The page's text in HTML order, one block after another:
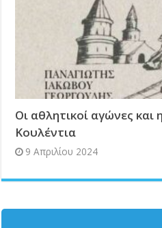
Οι αθλητικοί αγώνες και
Κουλέντια
9 Απριλίου 2024